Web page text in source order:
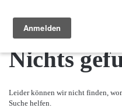
Menü
Nichts
Leider können wir nicht finden,
Suche helfen.